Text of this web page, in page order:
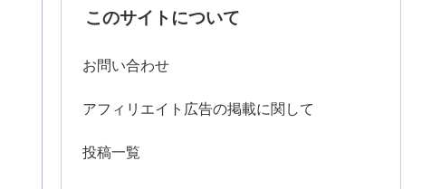
このサイトについて
お問い合わせ
アフィリエイト広告の掲載に関して
投稿一覧